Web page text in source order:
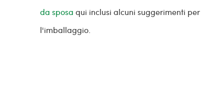
da sposa qui inclusi alcuni suggerimenti per
l'imballaggio.